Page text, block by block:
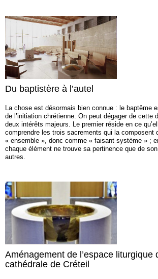
Du baptistère à l’autel
La chose est désormais bien connue : le baptême
de l’initiation chrétienne. On peut dégager de cette
deux intérêts majeurs. Le premier réside en ce
comprendre les trois sacrements qui la composent
« ensemble », donc comme « faisant système » ;
chaque élément ne trouve sa pertinence que de
autres.
Aménagement de l’espace liturgique
cathédrale de Créteil